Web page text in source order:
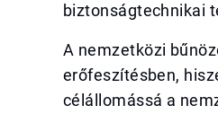
biztonságtechnikai
A nemzetközi
erőfeszítésben,
célállomássá a